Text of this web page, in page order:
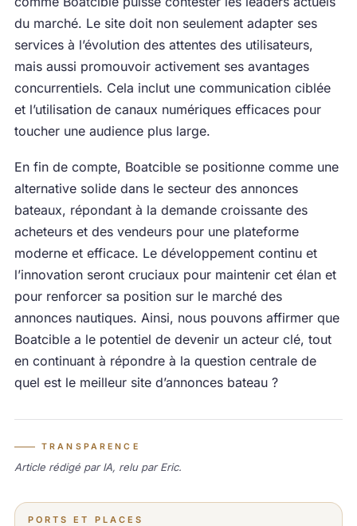
du marché. Le site doit non seulement adapter ses
services à l’évolution des attentes des utilisateurs,
mais aussi promouvoir activement ses avantages
concurrentiels. Cela inclut une communication ciblée
et l’utilisation de canaux numériques efficaces pour
toucher une audience plus large.
En fin de compte, Boatcible se positionne comme une
alternative solide dans le secteur des annonces
bateaux, répondant à la demande croissante des
acheteurs et des vendeurs pour une plateforme
moderne et efficace. Le développement continu et
l’innovation seront cruciaux pour maintenir cet élan et
pour renforcer sa position sur le marché des
annonces nautiques. Ainsi, nous pouvons affirmer que
Boatcible a le potentiel de devenir un acteur clé, tout
en continuant à répondre à la question centrale de
quel est le meilleur site d’annonces bateau ?
TRANSPARENCE
Article rédigé par IA, relu par Eric.
PORTS ET PLACES